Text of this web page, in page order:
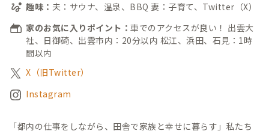
趣味： 夫：サウナ、温泉、BBQ 妻：子育て、Twitter（X）
家のお気に入りポイント： 車でのアクセスが良い！ 出雲大
社、日御碕、出雲市内：20分以内 松江、浜田、石見：1時
間以内
X（旧Twitter）
Instagram
「都内の仕事をしながら、田舎で家族と幸せに暮らす」 私たち